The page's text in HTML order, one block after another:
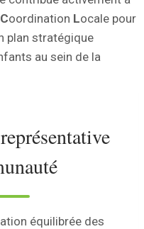
Coordination Locale pour
plan stratégique
au sein de la
équilibrée des